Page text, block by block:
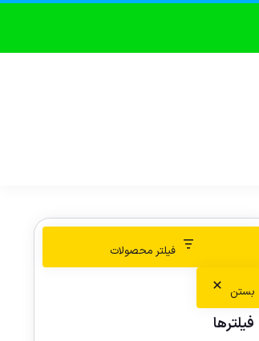
فیلتر محصولات
بستن
فیلترها